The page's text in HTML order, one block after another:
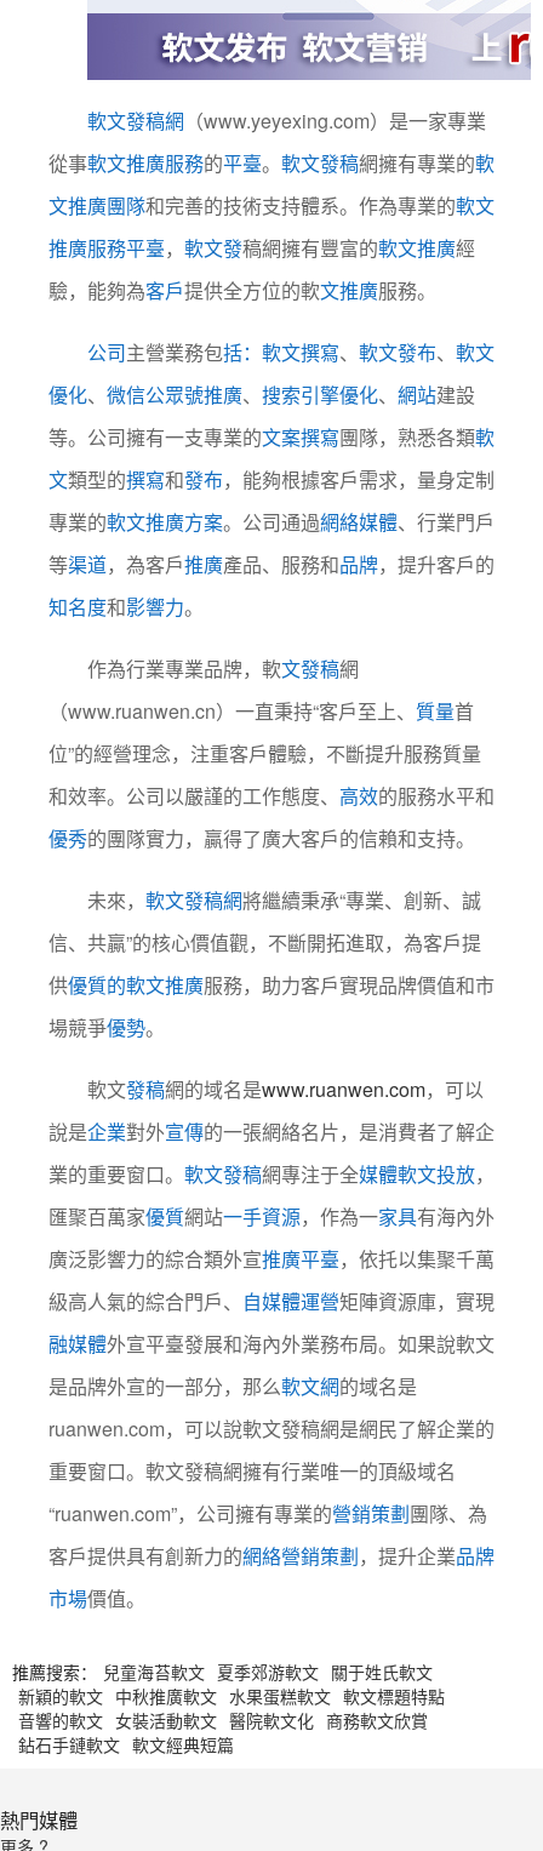
軟文發稿網 （www.yeyexing.com）是一家專業
從事軟文推廣服務的平臺。 軟文發稿網擁有專業的軟
文推廣團隊和完善的技術支持體系。作為專業的軟文
推廣服務平臺， 軟文發稿網擁有豐富的軟文推廣經
驗，能夠為客戶提供全方位的軟文推廣服務。
公司主營業務包括： 軟文撰寫、 軟文發布、 軟文
優化、 微信公眾號推廣、 搜索引擎優化、 網站建設
等。公司擁有一支專業的文案撰寫團隊，熟悉各類軟
文類型的撰寫和發布，能夠根據客戶需求，量身定制
專業的軟文推廣方案。公司通過網絡媒體、行業門戶
等渠道，為客戶推廣產品、服務和品牌，提升客戶的
知名度和影響力。
作為行業專業品牌，軟文發稿網
（www.ruanwen.cn）一直秉持“客戶至上、 質量首
位”的經營理念，注重客戶體驗，不斷提升服務質量
和效率。公司以嚴謹的工作態度、 高效的服務水平和
優秀的團隊實力，贏得了廣大客戶的信賴和支持。
未來， 軟文發稿網將繼續秉承“專業、創新、誠
信、共贏”的核心價值觀，不斷開拓進取，為客戶提
供優質的軟文推廣服務，助力客戶實現品牌價值和市
場競爭優勢。
軟文發稿網的域名是www.ruanwen.com，可以
說是企業對外宣傳的一張網絡名片，是消費者了解企
業的重要窗口。 軟文發稿網專注于全媒體軟文投放，
匯聚百萬家優質網站一手資源，作為一家具有海內外
廣泛影響力的綜合類外宣推廣平臺，依托以集聚千萬
級高人氣的綜合門戶、 自媒體運營矩陣資源庫，實現
融媒體外宣平臺發展和海內外業務布局。如果說軟文
是品牌外宣的一部分，那么軟文網的域名是
ruanwen.com，可以說軟文發稿網是網民了解企業的
重要窗口。軟文發稿網擁有行業唯一的頂級域名
“ruanwen.com”，公司擁有專業的營銷策劃團隊、為
客戶提供具有創新力的網絡營銷策劃，提升企業品牌
市場價值。
推薦搜索： 兒童海苔軟文 夏季郊游軟文 關于姓氏軟文
新穎的軟文 中秋推廣軟文 水果蛋糕軟文 軟文標題特點
音響的軟文 女裝活動軟文 醫院軟文化 商務軟文欣賞
鉆石手鏈軟文 軟文經典短篇
熱門媒體
更多 ?